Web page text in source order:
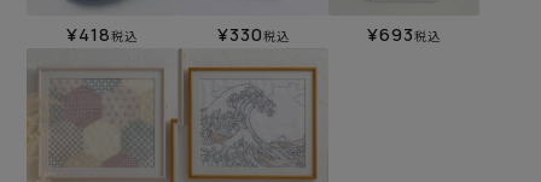
¥418税込 ¥330税込 ¥693税込